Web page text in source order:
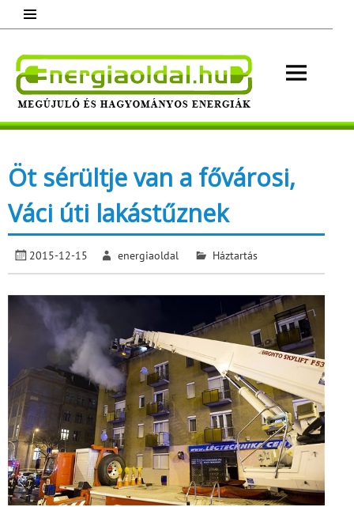
content
Megújuló és hagyományos energiák.
Öt sérültje van a fővárosi,
Váci úti lakástűznek
2015-12-15 energiaoldal Háztartás